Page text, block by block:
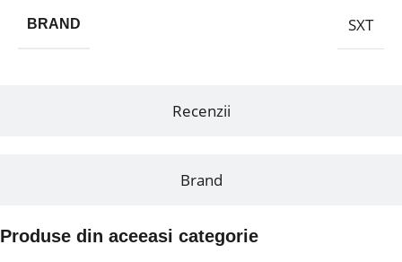
Recenzii
Brand
BRAND SXT
Produse din aceeasi categorie